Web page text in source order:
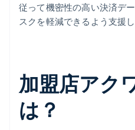
従って機密性の高い決済デ
スクを軽減できるよう支援し
加盟店アク
は？